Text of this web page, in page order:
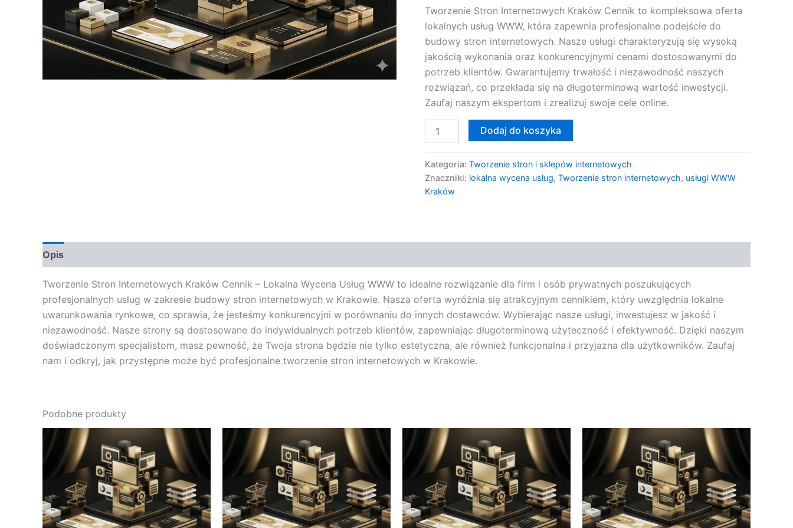
Tworzenie Stron Internetowych Kraków Cennik to kompleksowa oferta
lokalnych usług WWW, która zapewnia profesjonalne podejście do
budowy stron internetowych. Nasze usługi charakteryzują się wysoką
jakością wykonania oraz konkurencyjnymi cenami dostosowanymi do
potrzeb klientów. Gwarantujemy trwałość i niezawodność naszych
rozwiązań, co przekłada się na długoterminową wartość inwestycji.
Zaufaj naszym ekspertom i zrealizuj swoje cele online.
WWW
Dodaj do koszyka
Kategoria: Tworzenie stron i sklepów internetowych
Znaczniki: lokalna wycena usług, Tworzenie stron internetowych, usługi WWW
Kraków
Opis
Tworzenie Stron Internetowych Kraków Cennik – Lokalna Wycena Usług WWW to idealne rozwiązanie dla firm i osób prywatnych poszukujących
profesjonalnych usług w zakresie budowy stron internetowych w Krakowie. Nasza oferta wyróżnia się atrakcyjnym cennikiem, który uwzględnia lokalne
uwarunkowania rynkowe, co sprawia, że jesteśmy konkurencyjni w porównaniu do innych dostawców. Wybierając nasze usługi, inwestujesz w jakość i
niezawodność. Nasze strony są dostosowane do indywidualnych potrzeb klientów, zapewniając długoterminową użyteczność i efektywność. Dzięki naszym
doświadczonym specjalistom, masz pewność, że Twoja strona będzie nie tylko estetyczna, ale również funkcjonalna i przyjazna dla użytkowników. Zaufaj
nam i odkryj, jak przystępne może być profesjonalne tworzenie stron internetowych w Krakowie.
Podobne produkty